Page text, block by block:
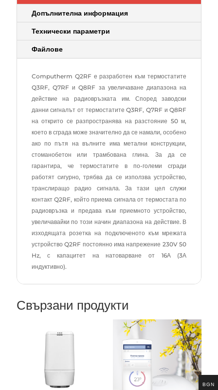
Допълнителна информация
Технически параметри
Файлове
Computherm Q2RF е разработен към термостатите
Q3RF, Q7RF и Q8RF за увеличаване диапазона на
действие на радиовръзката им. Според заводски
данни сигналът от термостатите Q3RF, Q7RF и Q8RF
на открито се разпространява на разстояние 50 м,
което в сграда може значително да се намали, особено
ако по пътя на вълните има метални конструкции,
стоманобетон или трамбована глина. За да се
гарантира, че термостатите в по-големи сгради
работят сигурно, трябва да се използва устройство,
транслиращо радио сигнала. За тази цел служи
контакт Q2RF, който приема сигнала от термостата по
радиовръзка и предава към приемното устройство,
увеличавайки по този начин диапазона на действие. В
изходящата розетка на подключеното към мрежата
устройство Q2RF постоянно има напрежение 230V 50
Hz, с капацитет на натоварване от 16А (3А
индуктивно).
Свързани продукти
BGN